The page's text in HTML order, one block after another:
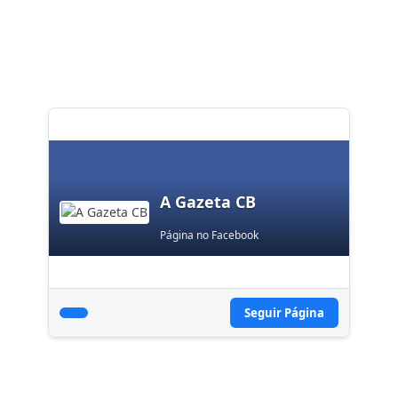
A Gazeta CB
Página no Facebook
Seguir Página